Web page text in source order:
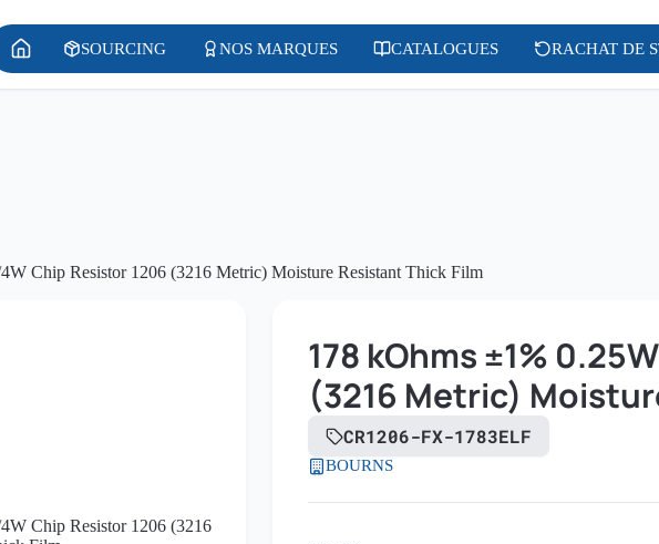
SOURCING NOS MARQUES CATALOGUES RACHAT DE
Chip Resistor 1206 (3216 Metric) Moisture Resistant Thick Film
178 kOhms ±1%
(3216 Metric)
CR1206-FX-1783ELF
BOURNS